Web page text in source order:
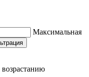
Максимальная